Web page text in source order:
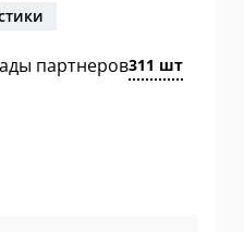
партнеров311 шт